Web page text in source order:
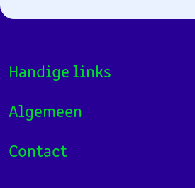
Handige links
Algemeen
Contact